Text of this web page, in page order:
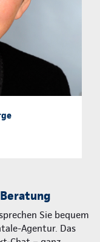
Sie bequem
Agentur. Das